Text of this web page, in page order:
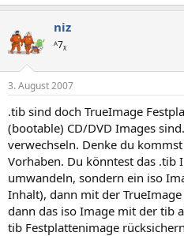
niz
ᴬ7ᵪ
3. August 2007
.tib sind doch TrueImage
(bootable) CD/DVD Images
verwechseln. Denke du
Vorhaben. Du könntest das .tib
umwandeln, sondern ein iso
Inhalt), dann mit der
dann das iso Image mit der tib
tib Festplattenimage